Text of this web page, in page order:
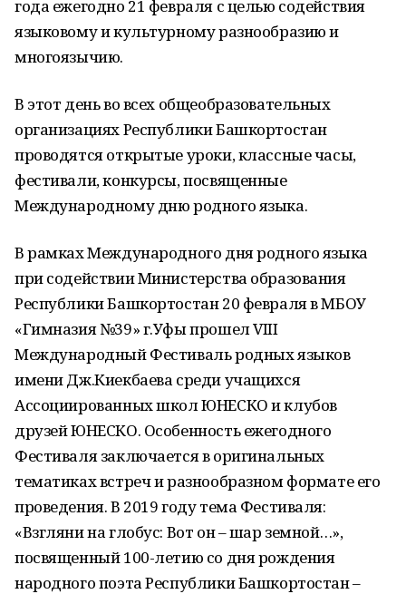
года ежегодно 21 февраля с целью содействия
языковому и культурному разнообразию и
многоязычию.
В этот день во всех общеобразовательных
организациях Республики Башкортостан
проводятся открытые уроки, классные часы,
фестивали, конкурсы, посвященные
Международному дню родного языка.
В рамках Международного дня родного языка
при содействии Министерства образования
Республики Башкортостан 20 февраля в МБОУ
«Гимназия №39» г.Уфы прошел VIII
Международный Фестиваль родных языков
имени Дж.Киекбаева среди учащихся
Ассоциированных школ ЮНЕСКО и клубов
друзей ЮНЕСКО. Особенность ежегодного
Фестиваля заключается в оригинальных
тематиках встреч и разнообразном формате его
проведения. В 2019 году тема Фестиваля:
«Взгляни на глобус: Вот он – шар земной…»,
посвященный 100-летию со дня рождения
народного поэта Республики Башкортостан –